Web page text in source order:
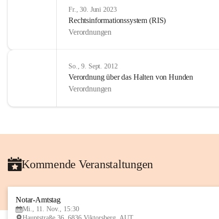
Fr., 30. Juni 2023
Rechtsinformationssystem (RIS)
Verordnungen
So., 9. Sept. 2012
Verordnung über das Halten von Hunden
Verordnungen
Kommende Veranstaltungen
Notar-Amtstag
Mi., 11. Nov., 15:30